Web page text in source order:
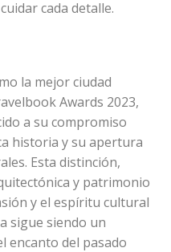
cada detalle.
la mejor ciudad
Awards 2023,
a su compromiso
historia y su apertura
Esta distinción,
y patrimonio
y el espíritu cultural
sigue siendo un
encanto del pasado